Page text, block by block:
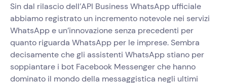
Sin dal rilascio dell’API Business WhatsApp ufficiale
abbiamo registrato un incremento notevole nei servizi
WhatsApp e un’innovazione senza precedenti per
quanto riguarda WhatsApp per le imprese. Sembra
decisamente che gli assistenti WhatsApp stiano per
soppiantare i bot Facebook Messenger che hanno
dominato il mondo della messaggistica negli ultimi